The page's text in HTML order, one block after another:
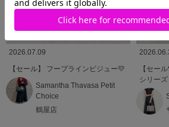
2026.07.09
【セール】 フープラインビジュー💛
Samantha Thavasa Petit
Choice
鶴屋店
【セー
シリーズ